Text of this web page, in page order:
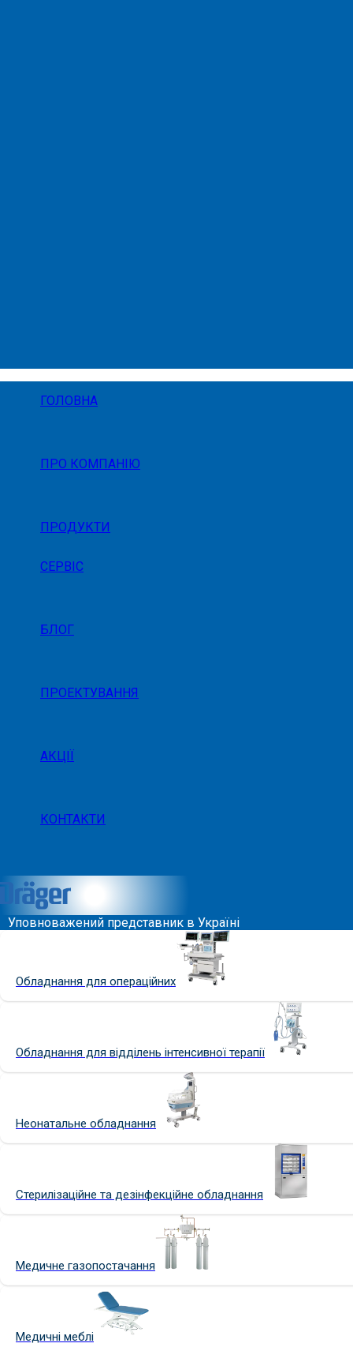
ГОЛОВНА
ПРО КОМПАНІЮ
ПРОДУКТИ
СЕРВІС
БЛОГ
ПРОЕКТУВАННЯ
АКЦІЇ
КОНТАКТИ
Уповноважений представник в Україні
Обладнання для операційних
Обладнання для відділень інтенсивної терапії
Неонатальне обладнання
Стерилізаційне та дезінфекційне обладнання
Медичне газопостачання
Медичні меблі